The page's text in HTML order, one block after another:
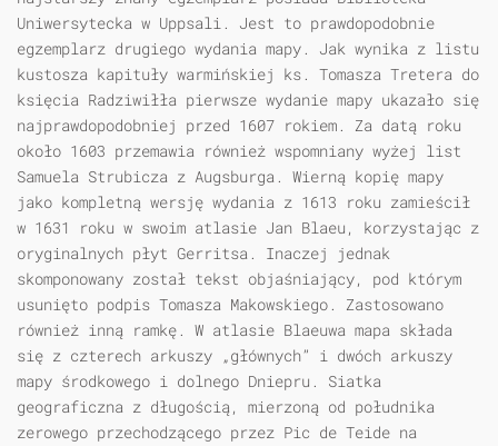
Uniwersytecka w Uppsali. Jest to prawdopodobnie
egzemplarz drugiego wydania mapy. Jak wynika z listu
kustosza kapituły warmińskiej ks. Tomasza Tretera do
księcia Radziwiłła pierwsze wydanie mapy ukazało się
najprawdopodobniej przed 1607 rokiem. Za datą roku
około 1603 przemawia również wspomniany wyżej list
Samuela Strubicza z Augsburga. Wierną kopię mapy
jako kompletną wersję wydania z 1613 roku zamieścił
w 1631 roku w swoim atlasie Jan Blaeu, korzystając z
oryginalnych płyt Gerritsa. Inaczej jednak
skomponowany został tekst objaśniający, pod którym
usunięto podpis Tomasza Makowskiego. Zastosowano
również inną ramkę. W atlasie Blaeuwa mapa składa
się z czterech arkuszy „głównych” i dwóch arkuszy
mapy środkowego i dolnego Dniepru. Siatka
geograficzna z długością, mierzoną od południka
zerowego przechodzącego przez Pic de Teide na